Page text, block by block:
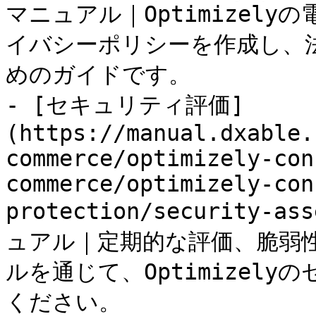
マニュアル｜Optimizelyの
イバシーポリシーを作成し
めのガイドです。
- [セキュリティ評価]
(https://
commerce/optimizely-
commerce/optimizely-
protection/security-
ュアル｜定期的な評価、脆弱
ルを通じて、Optimizelyの
ください。